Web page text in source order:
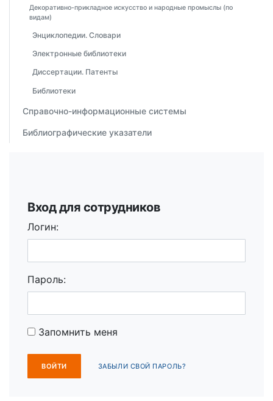
Декоративно-прикладное искусство и народные промыслы (по
видам)
Энциклопедии. Словари
Электронные библиотеки
Диссертации. Патенты
Библиотеки
Справочно-информационные системы
Библиографические указатели
Вход для сотрудников
Логин:
Пароль:
Запомнить меня
ЗАБЫЛИ СВОЙ ПАРОЛЬ?